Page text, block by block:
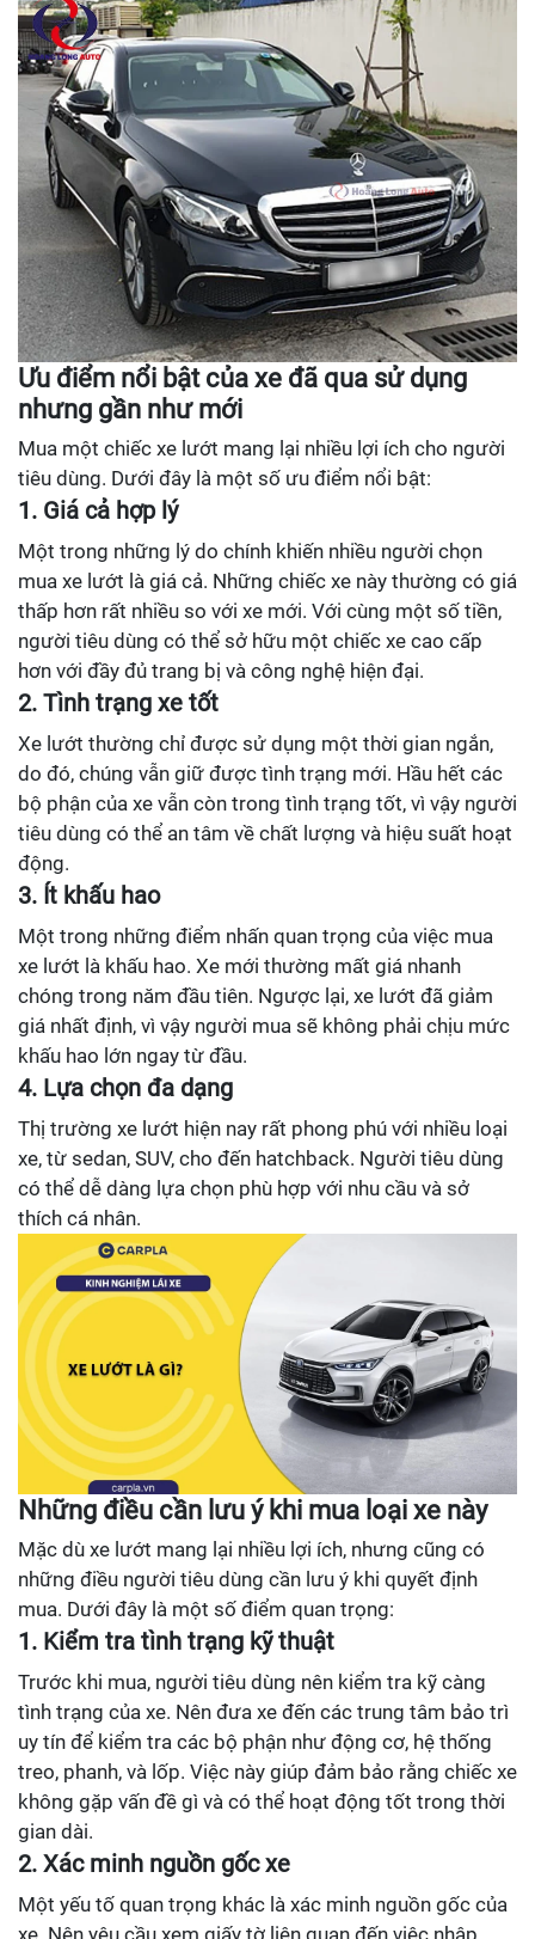
Ưu điểm nổi bật của xe đã qua sử dụng
nhưng gần như mới
Mua một chiếc xe lướt mang lại nhiều lợi ích cho người
tiêu dùng. Dưới đây là một số ưu điểm nổi bật:
1. Giá cả hợp lý
Một trong những lý do chính khiến nhiều người chọn
mua xe lướt là giá cả. Những chiếc xe này thường có giá
thấp hơn rất nhiều so với xe mới. Với cùng một số tiền,
người tiêu dùng có thể sở hữu một chiếc xe cao cấp
hơn với đầy đủ trang bị và công nghệ hiện đại.
2. Tình trạng xe tốt
Xe lướt thường chỉ được sử dụng một thời gian ngắn,
do đó, chúng vẫn giữ được tình trạng mới. Hầu hết các
bộ phận của xe vẫn còn trong tình trạng tốt, vì vậy người
tiêu dùng có thể an tâm về chất lượng và hiệu suất hoạt
động.
3. Ít khấu hao
Một trong những điểm nhấn quan trọng của việc mua
xe lướt là khấu hao. Xe mới thường mất giá nhanh
chóng trong năm đầu tiên. Ngược lại, xe lướt đã giảm
giá nhất định, vì vậy người mua sẽ không phải chịu mức
khấu hao lớn ngay từ đầu.
4. Lựa chọn đa dạng
Thị trường xe lướt hiện nay rất phong phú với nhiều loại
xe, từ sedan, SUV, cho đến hatchback. Người tiêu dùng
có thể dễ dàng lựa chọn phù hợp với nhu cầu và sở
thích cá nhân.
Những điều cần lưu ý khi mua loại xe này
Mặc dù xe lướt mang lại nhiều lợi ích, nhưng cũng có
những điều người tiêu dùng cần lưu ý khi quyết định
mua. Dưới đây là một số điểm quan trọng:
1. Kiểm tra tình trạng kỹ thuật
Trước khi mua, người tiêu dùng nên kiểm tra kỹ càng
tình trạng của xe. Nên đưa xe đến các trung tâm bảo trì
uy tín để kiểm tra các bộ phận như động cơ, hệ thống
treo, phanh, và lốp. Việc này giúp đảm bảo rằng chiếc xe
không gặp vấn đề gì và có thể hoạt động tốt trong thời
gian dài.
2. Xác minh nguồn gốc xe
Một yếu tố quan trọng khác là xác minh nguồn gốc của